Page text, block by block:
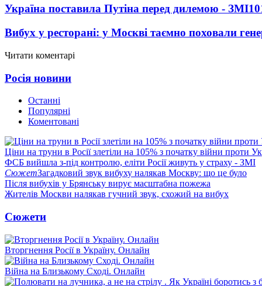
Україна поставила Путіна перед дилемою - ЗМІ
Вибух у ресторані: у Москві таємно поховали
Читати коментарі
Росія новини
Останні
Популярні
Коментовані
Ціни на труни в Росії злетіли на 105% з початку війни проти
ФСБ вийшла з-під контролю, еліти Росії живуть у страху - ЗМІ
СюжетЗагадковий звук вибуху налякав Москву: що це було
Після вибухів у Брянську вирує масштабна пожежа
Жителів Москви налякав гучний звук, схожий на вибух
Сюжети
Вторгнення Росії в Україну. Онлайн
Війна на Близькому Сході. Онлайн